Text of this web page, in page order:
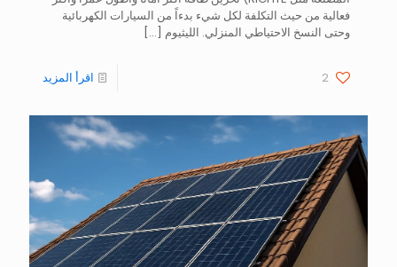
فعالية من حيث التكلفة لكل شيء بدءاً من السيارات الكهربائية
وحتى النسخ الاحتياطي المنزلي. الليثيوم […]
2 اقرأ المزيد